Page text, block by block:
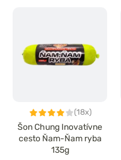
(18x)
Šon Chung Inovatívne
cesto Ňam-Ňam ryba
135g